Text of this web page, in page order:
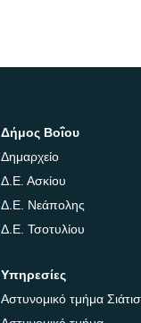
Δήμος Βοΐου
Δημαρχείο
Δ.Ε. Ασκίου
Δ.Ε. Νεάπολης
Δ.Ε. Τσοτυλίου
Υπηρεσίες
Αστυνομικό τμήμα